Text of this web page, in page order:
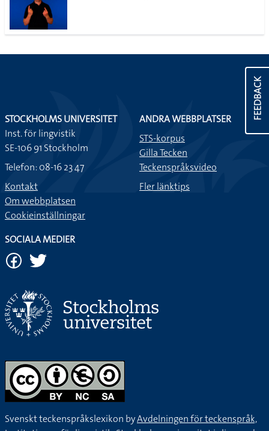
FEEDBACK
STOCKHOLMS UNIVERSITET
Inst. för lingvistik
SE-106 91 Stockholm
Telefon: 08-16 23 47
Kontakt
Om webbplatsen
Cookieinställningar
ANDRA WEBBPLATSER
STS-korpus
Gilla Tecken
Teckenspråksvideo
Fler länktips
SOCIALA MEDIER
Svenskt teckenspråkslexikon byAvdelningen för teckenspråk,